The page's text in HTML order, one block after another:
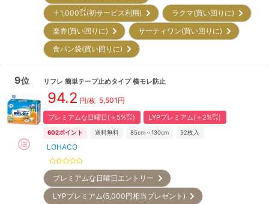
＋1,000㌽(初サービス利用)
ラクマ(買い回りに)
楽券(買い回りに)
サーティワン(買い回りに)
食パン袋(買い回りに)
9位 リフレ 簡単テープ止めタイプ 横モレ防止
94.2 円/枚 5,501 円
プレミアムな日曜日(＋5%㌽) LYPプレミアム(＋2%㌽)
602ポイント 送料無料 85cm～130cm 52枚入
LOHACO
プレミアムな日曜日エントリー
LYPプレミアム(5,000円相当プレゼント)